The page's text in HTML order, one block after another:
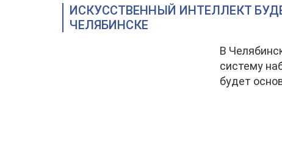
ИСКУССТВЕННЫЙ ИНТЕЛЛЕКТ
ЧЕЛЯБИНСКЕ
В
систему
будет